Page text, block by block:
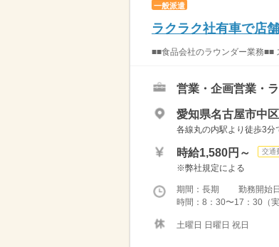
一般派遣
ラクラク社有車で店
■■食品会社のラウンダー業務■■
営業・企画営業・
愛知県名古屋市中
各線丸の内駅より徒歩3分
時給1,580円～ 交通
※弊社規定による
期間：長期 勤務開始日
時間：8：30〜17：30
土曜日 日曜日 祝日